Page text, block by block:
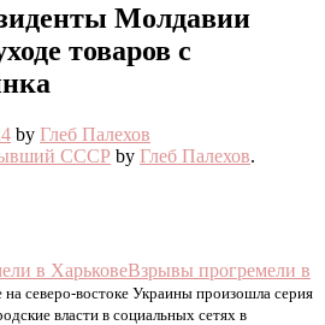
Молдавии
товаров с
by Глеб Палехов
СССР by Глеб Палехов.
Взрывы прогремели в
на северо-востоке Украины произошла серия
власти в социальных сетях в